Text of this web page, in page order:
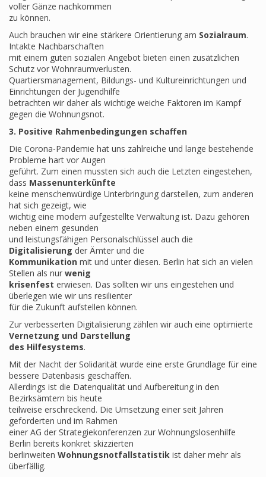
voller Gänze nachkommen
zu können.
Auch brauchen wir eine stärkere Orientierung am Sozialraum.
Intakte Nachbarschaften
mit einem guten sozialen Angebot bieten einen zusätzlichen
Schutz vor Wohnraumverlusten.
Quartiersmanagement, Bildungs- und Kultureinrichtungen und
Einrichtungen der Jugendhilfe
betrachten wir daher als wichtige weiche Faktoren im Kampf
gegen die Wohnungsnot.
3. Positive Rahmenbedingungen schaffen
Die Corona-Pandemie hat uns zahlreiche und lange bestehende
Probleme hart vor Augen
geführt. Zum einen mussten sich auch die Letzten eingestehen,
dass Massenunterkünfte
keine menschenwürdige Unterbringung darstellen, zum anderen
hat sich gezeigt, wie
wichtig eine modern aufgestellte Verwaltung ist. Dazu gehören
neben einem gesunden
und leistungsfähigen Personalschlüssel auch die
Digitalisierung der Ämter und die
Kommunikation mit und unter diesen. Berlin hat sich an vielen
Stellen als nur wenig
krisenfest erwiesen. Das sollten wir uns eingestehen und
überlegen wie wir uns resilienter
für die Zukunft aufstellen können.
Zur verbesserten Digitalisierung zählen wir auch eine optimierte
Vernetzung und Darstellung
des Hilfesystems.
Mit der Nacht der Solidarität wurde eine erste Grundlage für eine
bessere Datenbasis geschaffen.
Allerdings ist die Datenqualität und Aufbereitung in den
Bezirksämtern bis heute
teilweise erschreckend. Die Umsetzung einer seit Jahren
geforderten und im Rahmen
einer AG der Strategiekonferenzen zur Wohnungslosenhilfe
Berlin bereits konkret skizzierten
berlinweiten Wohnungsnotfallstatistik ist daher mehr als
überfällig.